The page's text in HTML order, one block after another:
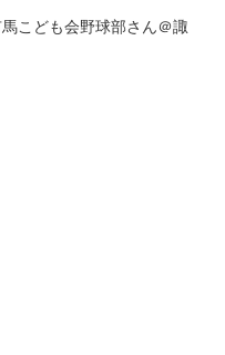
こども会野球部さん＠諏